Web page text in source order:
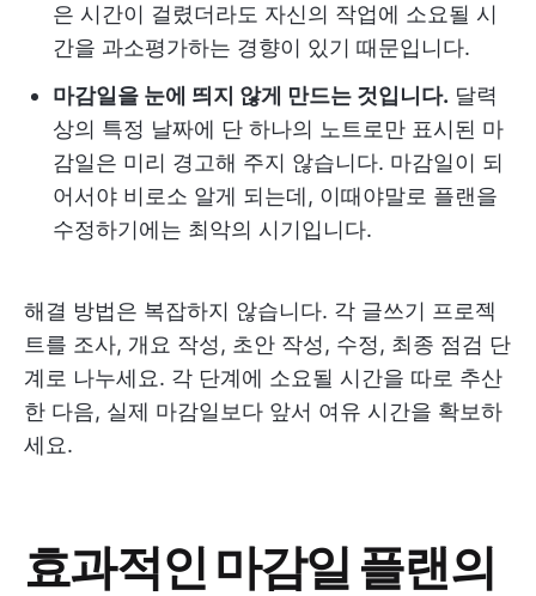
은 시간이 걸렸더라도 자신의 작업에 소요될 시
간을 과소평가하는 경향이 있기 때문입니다.
마감일을 눈에 띄지 않게 만드는 것입니다. 달력
상의 특정 날짜에 단 하나의 노트로만 표시된 마
감일은 미리 경고해 주지 않습니다. 마감일이 되
어서야 비로소 알게 되는데, 이때야말로 플랜을
수정하기에는 최악의 시기입니다.
해결 방법은 복잡하지 않습니다. 각 글쓰기 프로젝
트를 조사, 개요 작성, 초안 작성, 수정, 최종 점검 단
계로 나누세요. 각 단계에 소요될 시간을 따로 추산
한 다음, 실제 마감일보다 앞서 여유 시간을 확보하
세요.
효과적인 마감일 플랜의